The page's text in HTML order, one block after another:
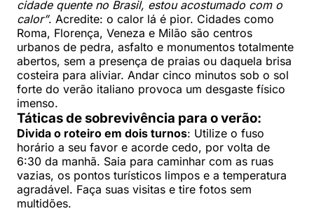
cidade quente no Brasil, estou acostumado com o
calor”. Acredite: o calor lá é pior. Cidades como
Roma, Florença, Veneza e Milão são centros
urbanos de pedra, asfalto e monumentos totalmente
abertos, sem a presença de praias ou daquela brisa
costeira para aliviar. Andar cinco minutos sob o sol
forte do verão italiano provoca um desgaste físico
imenso.
Táticas de sobrevivência para o verão:
Divida o roteiro em dois turnos: Utilize o fuso
horário a seu favor e acorde cedo, por volta de
6:30 da manhã. Saia para caminhar com as ruas
vazias, os pontos turísticos limpos e a temperatura
agradável. Faça suas visitas e tire fotos sem
multidões.